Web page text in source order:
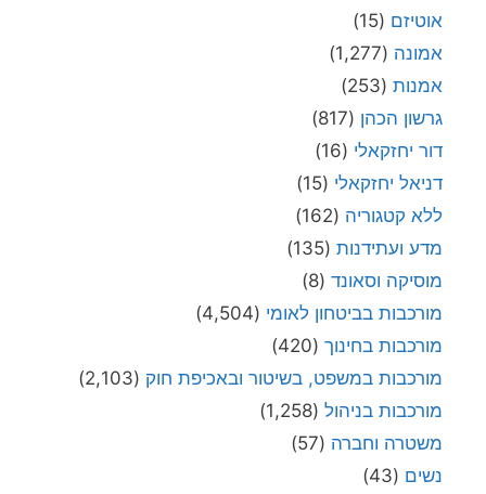
אוטיזם (15)
אמונה (1,277)
אמנות (253)
גרשון הכהן (817)
דור יחזקאלי (16)
דניאל יחזקאלי (15)
ללא קטגוריה (162)
מדע ועתידנות (135)
מוסיקה וסאונד (8)
מורכבות בביטחון לאומי (4,504)
מורכבות בחינוך (420)
מורכבות במשפט, בשיטור ובאכיפת חוק (2,103)
מורכבות בניהול (1,258)
משטרה וחברה (57)
נשים (43)